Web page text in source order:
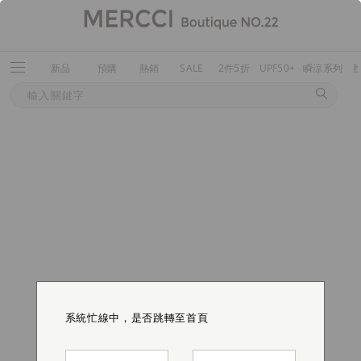
新品 預購 熱銷 SALE 2件5折 UPF50+ 瞬涼系列
系統忙線中，是否跳轉至首頁
系統忙線中，是否跳轉至首頁
系統忙線中，是否跳轉至首頁
系統忙線中，是否跳轉至首頁
系統忙線中，是否跳轉至首頁